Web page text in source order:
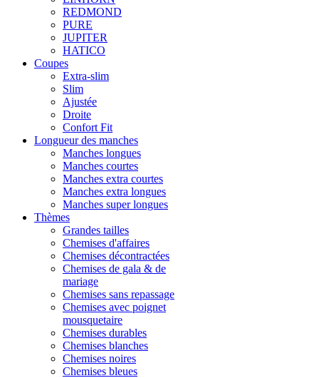
REDMOND
PURE
JUPITER
HATICO
Coupes
Extra-slim
Slim
Ajustée
Droite
Confort Fit
Longueur des manches
Manches longues
Manches courtes
Manches extra courtes
Manches extra longues
Manches super longues
Thèmes
Grandes tailles
Chemises d'affaires
Chemises décontractées
Chemises de gala & de
mariage
Chemises sans repassage
Chemises avec poignet
mousquetaire
Chemises durables
Chemises blanches
Chemises noires
Chemises bleues